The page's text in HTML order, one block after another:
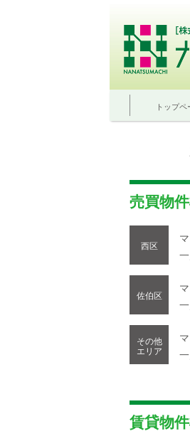
トップペ
売買物
西区
佐伯区
その他
エリア
賃貸物